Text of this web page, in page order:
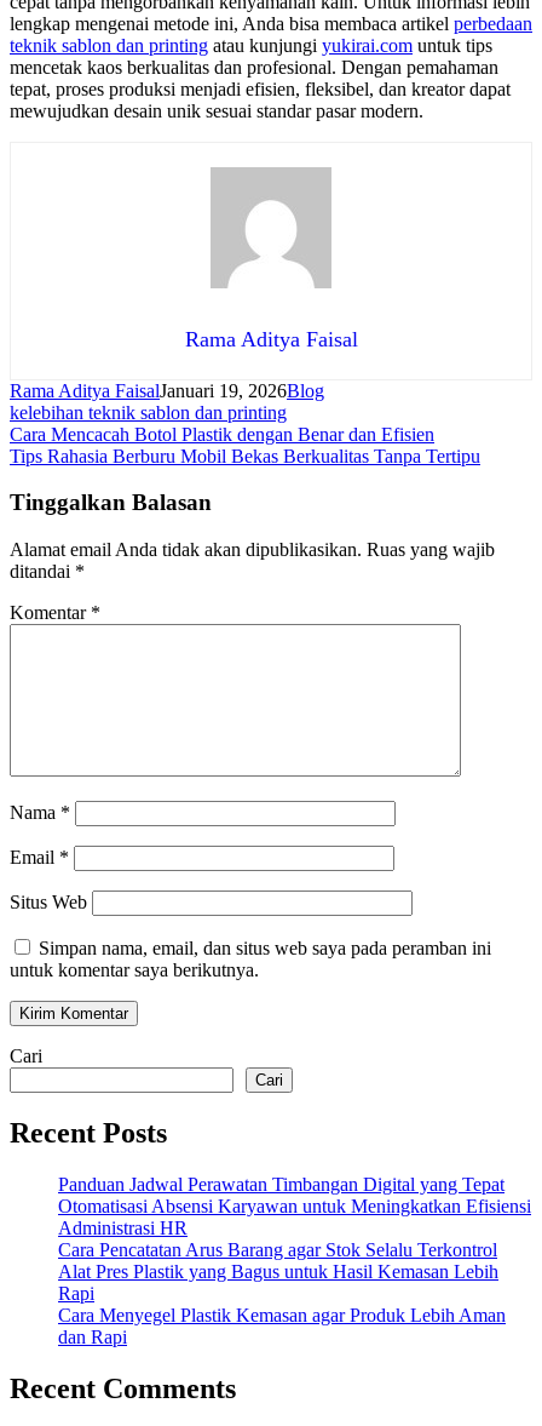
lengkap mengenai metode ini, Anda bisa membaca artikel perbedaan
teknik sablon dan printing atau kunjungi yukirai.com untuk tips
mencetak kaos berkualitas dan profesional. Dengan pemahaman
tepat, proses produksi menjadi efisien, fleksibel, dan kreator dapat
mewujudkan desain unik sesuai standar pasar modern.
Rama Aditya Faisal
Rama Aditya FaisalJanuari 19, 2026Blog
kelebihan teknik sablon dan printing
Navigasi
pos
Cara Mencacah Botol Plastik dengan Benar dan Efisien
Tips Rahasia Berburu Mobil Bekas Berkualitas Tanpa Tertipu
Tinggalkan Balasan
Alamat email Anda tidak akan dipublikasikan. Ruas yang wajib
ditandai *
Komentar *
Nama *
Email *
Situs Web
Simpan nama, email, dan situs web saya pada peramban ini
untuk komentar saya berikutnya.
Cari
Cari
Recent Posts
Panduan Jadwal Perawatan Timbangan Digital yang Tepat
Otomatisasi Absensi Karyawan untuk Meningkatkan Efisiensi
Administrasi HR
Cara Pencatatan Arus Barang agar Stok Selalu Terkontrol
Alat Pres Plastik yang Bagus untuk Hasil Kemasan Lebih
Rapi
Cara Menyegel Plastik Kemasan agar Produk Lebih Aman
dan Rapi
Recent Comments